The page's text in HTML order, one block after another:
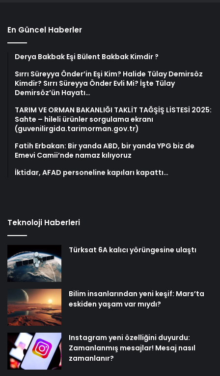
En Güncel Haberler
Derya Bakbak Eşi Bülent Bakbak Kimdir ?
Sırrı Süreyya Önder’in Eşi Kim? Halide Tülay Demirsöz
Kimdir? Sırrı Süreyya Önder Evli Mi? İşte Tülay
Demirsöz’ün Hayatı…
TARIM VE ORMAN BAKANLIĞI TAKLİT TAĞŞİŞ LİSTESİ 2025:
Sahte – hileli ürünler sorgulama ekranı
(guvenilirgida.tarimorman.gov.tr)
Fatih Erbakan: Bir yanda ABD, bir yanda YPG biz de
Emevi Camii’nde namaz kılıyoruz
İktidar, AFAD personeline kapıları kapattı…
Teknoloji Haberleri
Türksat 6A kalıcı yörüngesine ulaştı
Bilim insanlarından yeni keşif: Mars’ta
eskiden yaşam var mıydı?
Instagram yeni özelliğini duyurdu:
Zamanlanmış mesajlar! Mesaj nasıl
zamanlanır?